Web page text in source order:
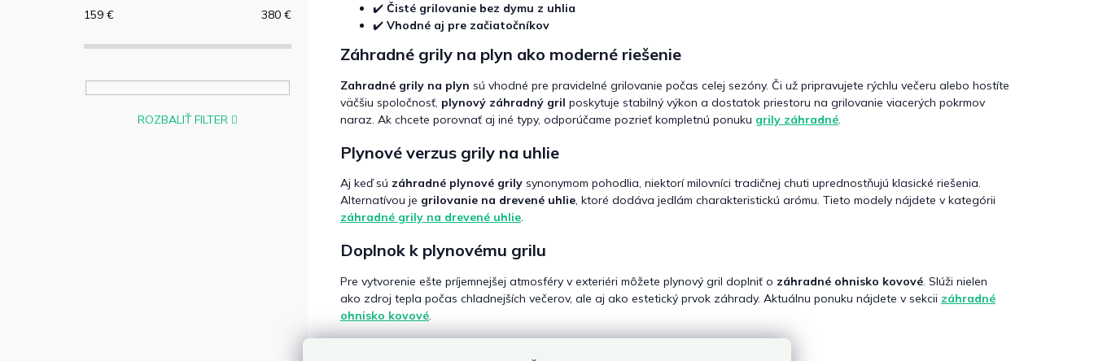
159 € 380 €
ROZBALIŤ FILTER
i
s
u
✔️ Čisté grilovanie bez dymu z uhlia
✔️ Vhodné aj pre začiatočníkov
Záhradné grily na plyn ako moderné riešenie
Zahradné grily na plyn sú vhodné pre pravidelné grilovanie počas celej sezóny. Či už pripravujete rýchlu večeru alebo hostíte
väčšiu spoločnosť, plynový záhradný gril poskytuje stabilný výkon a dostatok priestoru na grilovanie viacerých pokrmov
naraz. Ak chcete porovnať aj iné typy, odporúčame pozrieť kompletnú ponuku grily záhradné.
Plynové verzus grily na uhlie
Aj keď sú záhradné plynové grily synonymom pohodlia, niektorí milovníci tradičnej chuti uprednostňujú klasické riešenia.
Alternatívou je grilovanie na drevené uhlie, ktoré dodáva jedlám charakteristickú arómu. Tieto modely nájdete v kategórii
záhradné grily na drevené uhlie.
Doplnok k plynovému grilu
Pre vytvorenie ešte príjemnejšej atmosféry v exteriéri môžete plynový gril doplniť o záhradné ohnisko kovové. Slúži nielen
ako zdroj tepla počas chladnejších večerov, ale aj ako estetický prvok záhrady. Aktuálnu ponuku nájdete v sekcii záhradné
ohnisko kovové.